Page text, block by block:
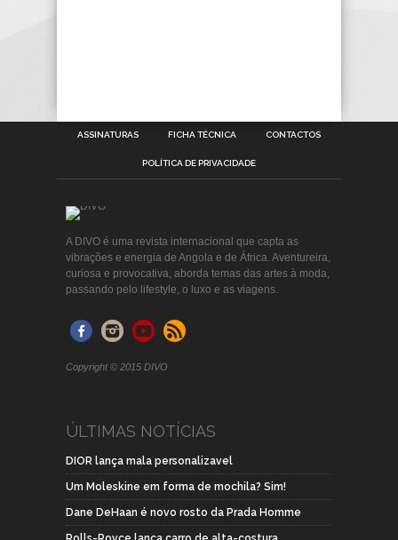
ASSINATURAS FICHA TÉCNICA CONTACTOS
POLÍTICA DE PRIVACIDADE
A DIVO é uma revista internacional que capta as
vibrações e energia de Angola e de África. Aventureira,
curiosa e provocativa, aborda temas das artes à moda,
passando pelo lifestyle, o luxo e as viagens.
Copyright © 2015 DIVO
ÚLTIMAS NOTÍCIAS
DIOR lança mala personalizavel
Um Moleskine em forma de mochila? Sim!
Dane DeHaan é novo rosto da Prada Homme